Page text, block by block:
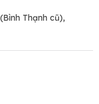
Thạnh cũ),